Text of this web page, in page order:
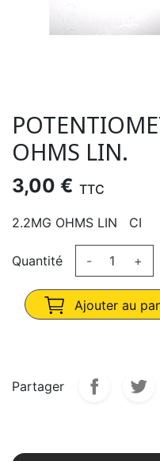
OHMS LIN.
3,00 € TTC
2.2MG OHMS LIN
Quantité - +
Ajouter au
Partager